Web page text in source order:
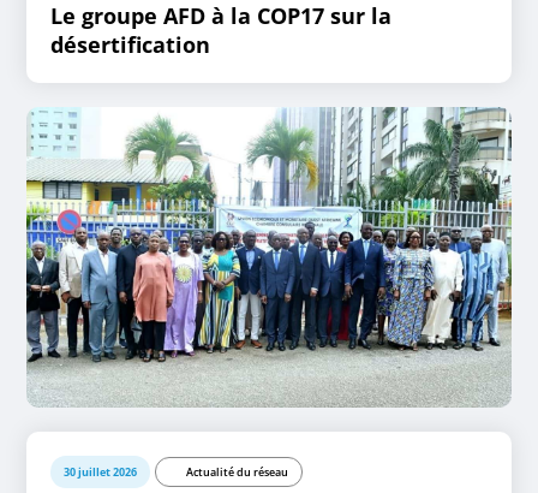
Le groupe AFD à la COP17 sur la
désertification
30 juillet 2026 Actualité du réseau